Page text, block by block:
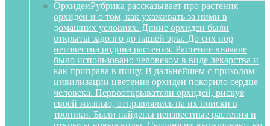
ОрхидеиРубрика рассказывает про растения
орхидеи и о том, как ухаживать за ними в
домашних условиях. Дикие орхидеи были
открыты задолго до нашей эры. До сих пор
неизвестна родина растения. Растение вначале
было использовано человеком в виде лекарства и
как приправа в пищу. В дальнейшем с приходом
цивилизации цветение орхидеи покорило сердце
человека. Первооткрыватели орхидей, рискуя
своей жизнью, отправлялись на их поиски в
тропики. Были найдены неизвестные растения и